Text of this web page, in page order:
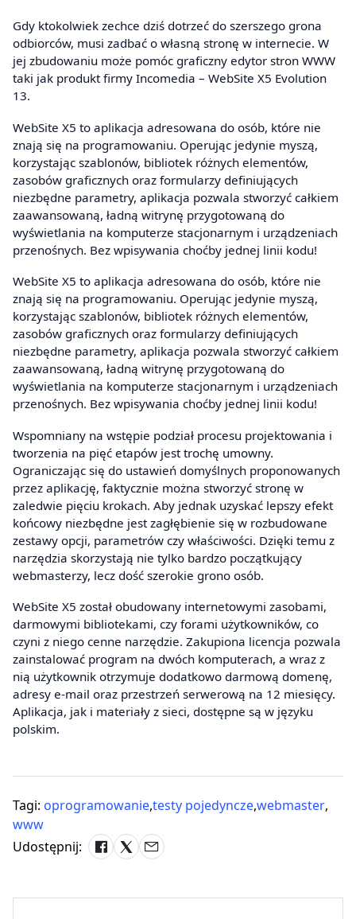
Gdy ktokolwiek zechce dziś dotrzeć do szerszego grona
odbiorców, musi zadbać o własną stronę w internecie. W
jej zbudowaniu może pomóc graficzny edytor stron WWW
taki jak produkt firmy Incomedia – WebSite X5 Evolution
13.
WebSite X5 to aplikacja adresowana do osób, które nie
znają się na programowaniu. Operując jedynie myszą,
korzystając szablonów, bibliotek różnych elementów,
zasobów graficznych oraz formularzy definiujących
niezbędne parametry, aplikacja pozwala stworzyć całkiem
zaawansowaną, ładną witrynę przygotowaną do
wyświetlania na komputerze stacjonarnym i urządzeniach
przenośnych. Bez wpisywania choćby jednej linii kodu!
WebSite X5 to aplikacja adresowana do osób, które nie
znają się na programowaniu. Operując jedynie myszą,
korzystając szablonów, bibliotek różnych elementów,
zasobów graficznych oraz formularzy definiujących
niezbędne parametry, aplikacja pozwala stworzyć całkiem
zaawansowaną, ładną witrynę przygotowaną do
wyświetlania na komputerze stacjonarnym i urządzeniach
przenośnych. Bez wpisywania choćby jednej linii kodu!
Wspomniany na wstępie podział procesu projektowania i
tworzenia na pięć etapów jest trochę umowny.
Ograniczając się do ustawień domyślnych proponowanych
przez aplikację, faktycznie można stworzyć stronę w
zaledwie pięciu krokach. Aby jednak uzyskać lepszy efekt
końcowy niezbędne jest zagłębienie się w rozbudowane
zestawy opcji, parametrów czy właściwości. Dzięki temu z
narzędzia skorzystają nie tylko bardzo początkujący
webmasterzy, lecz dość szerokie grono osób.
WebSite X5 został obudowany internetowymi zasobami,
darmowymi bibliotekami, czy forami użytkowników, co
czyni z niego cenne narzędzie. Zakupiona licencja pozwala
zainstalować program na dwóch komputerach, a wraz z
nią użytkownik otrzymuje dodatkowo darmową domenę,
adresy e-mail oraz przestrzeń serwerową na 12 miesięcy.
Aplikacja, jak i materiały z sieci, dostępne są w języku
polskim.
Tagi: oprogramowanie,testy pojedyncze,webmaster,
www
Udostępnij: